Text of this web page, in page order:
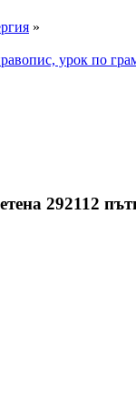
»
урок по
292112